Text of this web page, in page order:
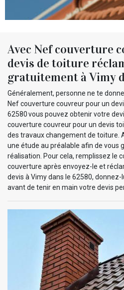
Avec Nef couverture
devis de toiture
gratuitement à Vimy
Généralement, personne ne te
Nef couverture couvreur pour un
62580 vous pouvez obtenir votre
couverture couvreur pour un devis
des travaux changement de toiture.
une étude au préalable afin de vous
réalisation. Pour cela, remplissez le
couverture après envoyez-le et
devis à Vimy dans le 62580,
avant de tenir en main votre devis